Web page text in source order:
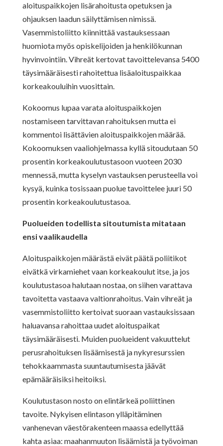
aloituspaikkojen lisärahoitusta opetuksen ja
ohjauksen laadun säilyttämisen nimissä.
Vasemmistoliitto kiinnittää vastauksessaan
huomiota myös opiskelijoiden ja henkilökunnan
hyvinvointiin. Vihreät kertovat tavoittelevansa 5400
täysimääräisesti rahoitettua lisäaloituspaikkaa
korkeakouluihin vuosittain.
Kokoomus lupaa varata aloituspaikkojen
nostamiseen tarvittavan rahoituksen mutta ei
kommentoi lisättävien aloituspaikkojen määrää.
Kokoomuksen vaaliohjelmassa kyllä sitoudutaan 50
prosentin korkeakoulutustasoon vuoteen 2030
mennessä, mutta kyselyn vastauksen perusteella voi
kysyä, kuinka tosissaan puolue tavoittelee juuri 50
prosentin korkeakoulutustasoa.
Puolueiden todellista sitoutumista mitataan
ensi vaalikaudella
Aloituspaikkojen määrästä eivät päätä poliitikot
eivätkä virkamiehet vaan korkeakoulut itse, ja jos
koulutustasoa halutaan nostaa, on siihen varattava
tavoitetta vastaava valtionrahoitus. Vain vihreät ja
vasemmistoliitto kertoivat suoraan vastauksissaan
haluavansa rahoittaa uudet aloituspaikat
täysimääräisesti. Muiden puolueident vakuuttelut
perusrahoituksen lisäämisestä ja nykyresurssien
tehokkaammasta suuntautumisesta jäävät
epämääräisiksi heitoiksi.
Koulutustason nosto on elintärkeä poliittinen
tavoite. Nykyisen elintason ylläpitäminen
vanhenevan väestörakenteen maassa edellyttää
kahta asiaa: maahanmuuton lisäämistä ja työvoiman